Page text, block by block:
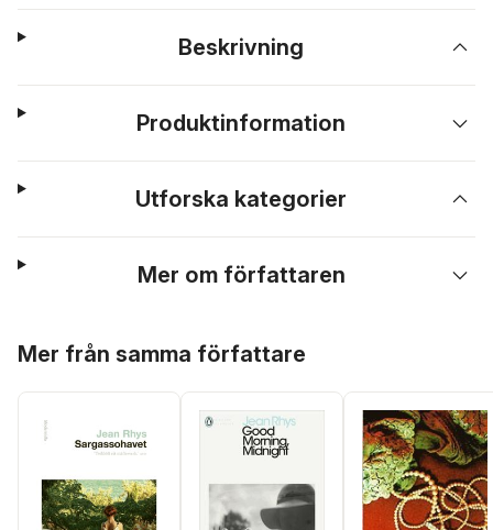
Beskrivning
Produktinformation
Utforska kategorier
Mer om författaren
Mer från samma författare